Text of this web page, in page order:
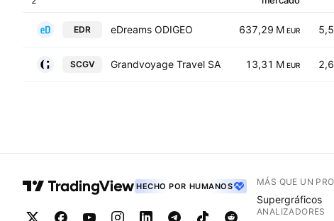
EDR eDreams ODIGEO 637,29 M EUR
SCGV Grandvoyage Travel SA 13,31 M EUR
HECHO POR HUMANOS MÁS QUE UN
Supergráficos
ANALIZADORES